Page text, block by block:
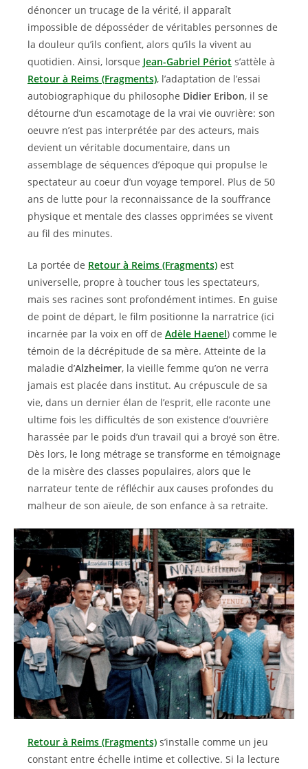
dénoncer un trucage de la vérité, il apparaît
impossible de déposséder de véritables personnes de
la douleur qu’ils confient, alors qu’ils la vivent au
quotidien. Ainsi, lorsque Jean-Gabriel Périot s’attèle à
Retour à Reims (Fragments), l’adaptation de l’essai
autobiographique du philosophe Didier Eribon, il se
détourne d’un escamotage de la vrai vie ouvrière: son
oeuvre n’est pas interprétée par des acteurs, mais
devient un véritable documentaire, dans un
assemblage de séquences d’époque qui propulse le
spectateur au coeur d’un voyage temporel. Plus de 50
ans de lutte pour la reconnaissance de la souffrance
physique et mentale des classes opprimées se vivent
au fil des minutes.
La portée de Retour à Reims (Fragments) est
universelle, propre à toucher tous les spectateurs,
mais ses racines sont profondément intimes. En guise
de point de départ, le film positionne la narratrice (ici
incarnée par la voix en off de Adèle Haenel) comme le
témoin de la décrépitude de sa mère. Atteinte de la
maladie d’Alzheimer, la vieille femme qu’on ne verra
jamais est placée dans institut. Au crépuscule de sa
vie, dans un dernier élan de l’esprit, elle raconte une
ultime fois les difficultés de son existence d’ouvrière
harassée par le poids d’un travail qui a broyé son être.
Dès lors, le long métrage se transforme en témoignage
de la misère des classes populaires, alors que le
narrateur tente de réfléchir aux causes profondes du
malheur de son aïeule, de son enfance à sa retraite.
Retour à Reims (Fragments) s’installe comme un jeu
constant entre échelle intime et collective. Si la lecture